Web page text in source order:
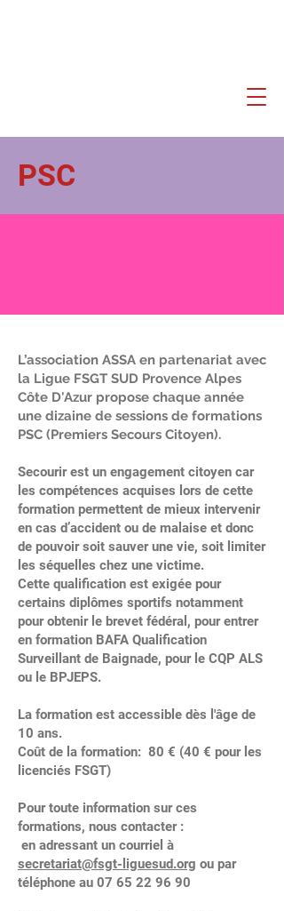
PSC
L’association ASSA en partenariat avec
la Ligue FSGT SUD Provence Alpes
Côte D'Azur propose chaque année
une dizaine de sessions de formations
PSC (Premiers Secours Citoyen).
Secourir est un engagement citoyen car
les compétences acquises lors de cette
formation permettent de mieux intervenir
en cas d’accident ou de malaise et donc
de pouvoir soit sauver une vie, soit limiter
les séquelles chez une victime.
Cette qualification est exigée pour
certains diplômes sportifs notamment
pour obtenir le brevet fédéral, pour entrer
en formation BAFA Qualification
Surveillant de Baignade, pour le CQP ALS
ou le BPJEPS.
La formation est accessible dès l'âge de
10 ans.
Coût de la formation: 80 € (40 € pour les
licenciés FSGT)
Pour toute information sur ces
formations, nous contacter :
en adressant un courriel à
secretariat@fsgt-liguesud.org ou par
téléphone au 07 65 22 96 90